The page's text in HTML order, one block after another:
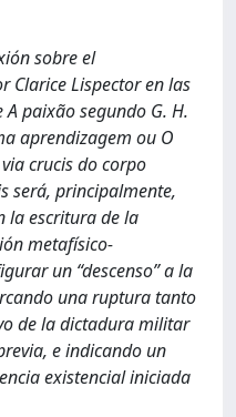
sobre el
Clarice Lispector en las
paixão segundo G. H.
aprendizagem ou O
crucis do corpo
será, principalmente,
la escritura de la
metafísico-
un “descenso” a la
una ruptura tanto
de la dictadura militar
e indicando un
existencial iniciada